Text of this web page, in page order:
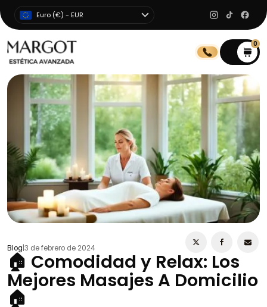
Euro (€) - EUR
0
Blog 3 de febrero de 2024
🏠 Comodidad y Relax: Los
Mejores Masajes A Domicilio
🏠